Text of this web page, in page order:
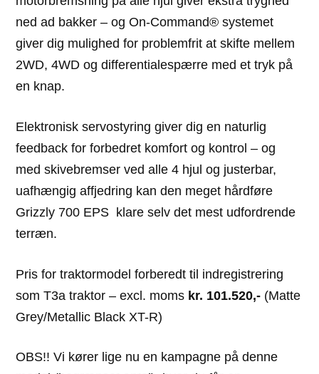
ned ad bakker – og On-Command® systemet
giver dig mulighed for problemfrit at skifte mellem
2WD, 4WD og differentialespærre med et tryk på
en knap.
Elektronisk servostyring giver dig en naturlig
feedback for forbedret komfort og kontrol – og
med skivebremser ved alle 4 hjul og justerbar,
uafhængig affjedring kan den meget hårdføre
Grizzly 700 EPS klare selv det mest udfordrende
terræn.
Pris for traktormodel forberedt til indregistrering
som T3a traktor – excl. moms kr. 101.520,- (Matte
Grey/Metallic Black XT-R)
OBS!! Vi kører lige nu en kampagne på denne